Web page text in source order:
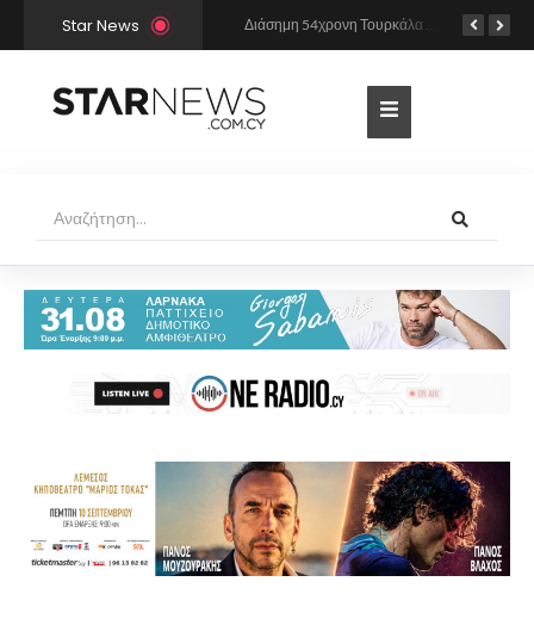
Star News Διάσημη 54χρονη Τουρκάλα ηθοποιός συνελήφθη γιατί φορούσε δονητή στον λαιμό της – «Μου αρέσει να τον έχω πάντα πρόχειρο…»